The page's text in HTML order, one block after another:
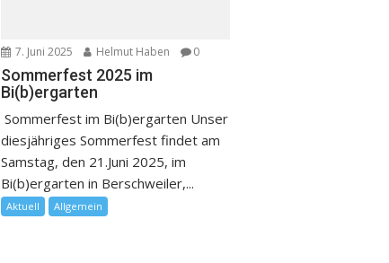
7. Juni 2025 Helmut Haben 0
Sommerfest 2025 im
Bi(b)ergarten
Sommerfest im Bi(b)ergarten Unser
diesjähriges Sommerfest findet am
Samstag, den 21.Juni 2025, im
Bi(b)ergarten in Berschweiler,...
Aktuell Allgemein